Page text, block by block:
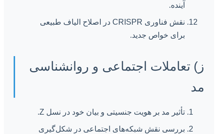
آینده.
نقش فناوری CRISPR در اصلاح الیاف طبیعی
برای خواص جدید.
ز) تعاملات اجتماعی و روانشناسی
مد
تأثیر مد بر هویت جنسیتی و بیان خود در نسل Z.
بررسی نقش شبکه‌های اجتماعی در شکل‌گیری